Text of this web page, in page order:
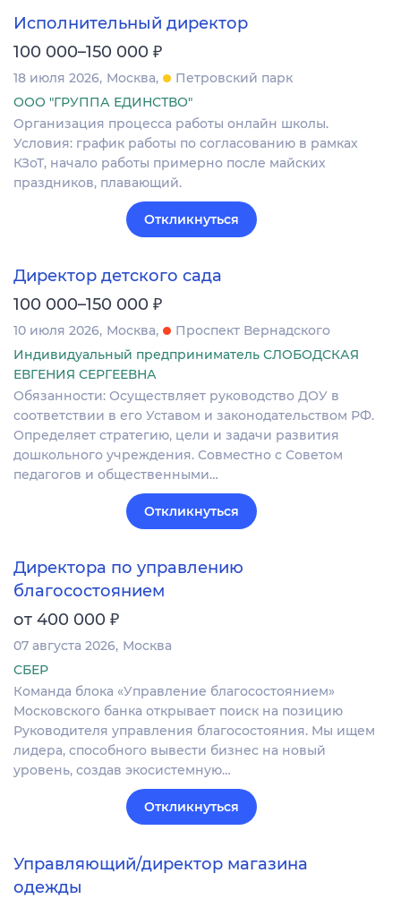
Исполнительный директор
100 000–150 000 ₽
18 июля 2026 Москва
Петровский парк
ООО "ГРУППА ЕДИНСТВО"
Организация процесса работы онлайн школы.
Условия: график работы по согласованию в рамках
КЗоТ, начало работы примерно после майских
праздников, плавающий.
Откликнуться
Директор детского сада
100 000–150 000 ₽
10 июля 2026 Москва
Проспект Вернадского
Индивидуальный предприниматель СЛОБОДСКАЯ
ЕВГЕНИЯ СЕРГЕЕВНА
Обязанности: Осуществляет руководство ДОУ в
соответствии в его Уставом и законодательством РФ.
Определяет стратегию, цели и задачи развития
дошкольного учреждения. Совместно с Советом
педагогов и общественными…
Откликнуться
Директора по управлению
благосостоянием
от 400 000 ₽
07 августа 2026 Москва
СБЕР
Команда блока «Управление благосостоянием»
Московского банка открывает поиск на позицию
Руководителя управления благосостояния. Мы ищем
лидера, способного вывести бизнес на новый
уровень, создав экосистемную…
Откликнуться
Управляющий/директор магазина
одежды